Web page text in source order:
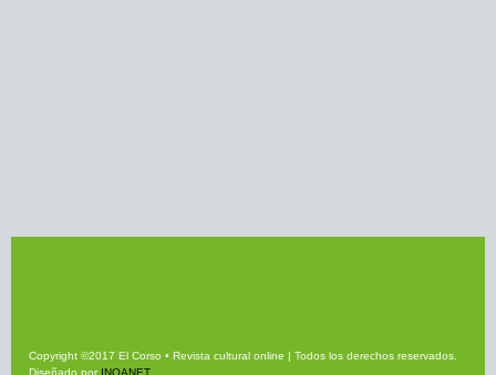
Copyright ©2017 El Corso • Revista cultural online | Todos los derechos reservados.
Diseñado por INQANET.